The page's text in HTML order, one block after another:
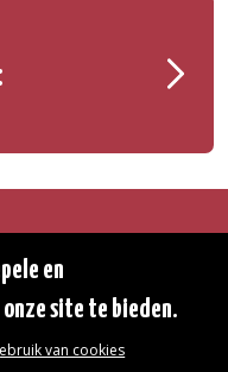
en
site te bieden.
van cookies